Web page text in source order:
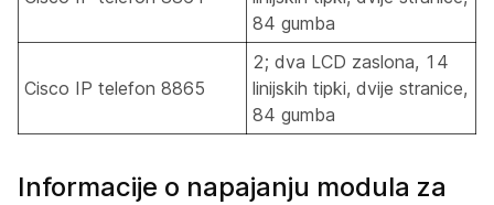
84 gumba
Cisco IP telefon 8865
2; dva LCD zaslona, 14
linijskih tipki, dvije stranice,
84 gumba
Informacije o napajanju modula za